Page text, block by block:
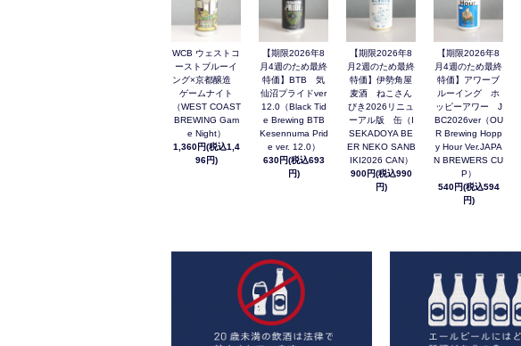
WCB ウェストコ
ーストブルーイ
ング×京都醸造
ゲームナイト
（WEST COAST
BREWING Gam
e Night）
1,360円(税込1,4
96円)
【期限2026年8
月4週のため最終
特価】BTB 気
仙沼プライドver
12.0（Black Tid
e Brewing BTB
Kesennuma Prid
e ver. 12.0）
630円(税込693
円)
【期限2026年8
月2週のため最終
特価】伊勢角屋
麦酒 ねこさん
びき2026リニュ
ーアル版 缶（I
SEKADOYA BE
ER NEKO SANB
IKI2026 CAN）
900円(税込990
円)
【期限2026年8
月4週のため最終
特価】アワーブ
ルーイング ホ
ッピーアワー J
BC2026ver（OU
R Brewing Hopp
y Hour Ver.JAPA
N BREWERS CU
P）
540円(税込594
円)